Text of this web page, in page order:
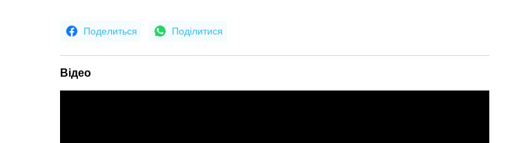
Поделиться Поділитися
Відео